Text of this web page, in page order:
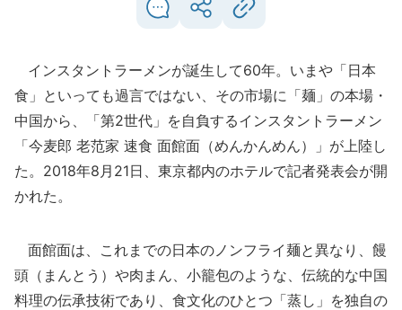
インスタントラーメンが誕生して60年。いまや「日本
食」といっても過言ではない、その市場に「麺」の本場・
中国から、「第2世代」を自負するインスタントラーメン
「今麦郎 老范家 速食 面館面（めんかんめん）」が上陸し
た。2018年8月21日、東京都内のホテルで記者発表会が開
かれた。
面館面は、これまでの日本のノンフライ麺と異なり、饅
頭（まんとう）や肉まん、小籠包のような、伝統的な中国
料理の伝承技術であり、食文化のひとつ「蒸し」を独自の